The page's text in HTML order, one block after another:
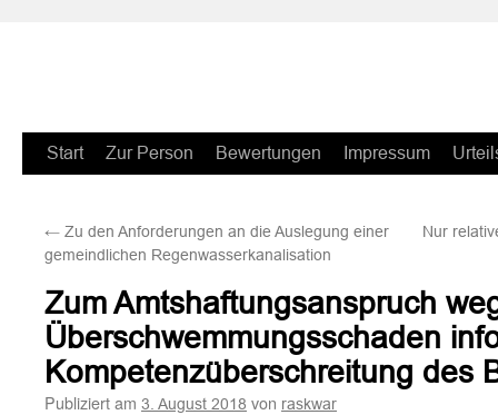
Zum
springen
Start Zur Person Bewertungen Impressum
← Zu den Anforderungen an die Auslegung einer
gemeindlichen Regenwasserkanalisation
Nur
Zum Amtshaftungsanspruch
Überschwemmungsschaden
Kompetenzüberschreitung des
Publiziert am 3. August 2018 von raskwar